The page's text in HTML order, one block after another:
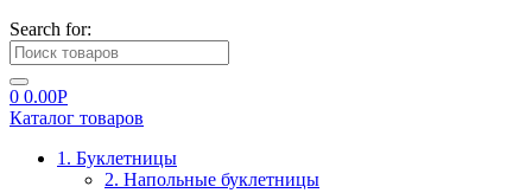
Search for:
0 0.00Р
Каталог товаров
1. Буклетницы
2. Напольные буклетницы